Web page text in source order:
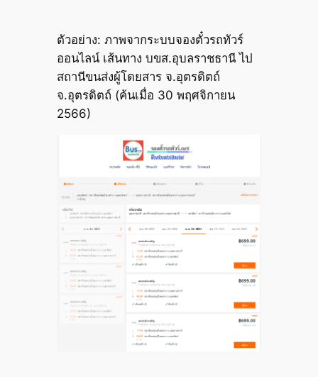
ตัวอย่าง: ภาพจากระบบจองตั๋วรถทัวร์
ออนไลน์ เส้นทาง บขส.อุบลราชธานี ไป
สถานีขนส่งผู้โดยสาร จ.อุตรดิตถ์
จ.อุตรดิตถ์ (ค้นเมื่อ 30 พฤศจิกายน
2566)